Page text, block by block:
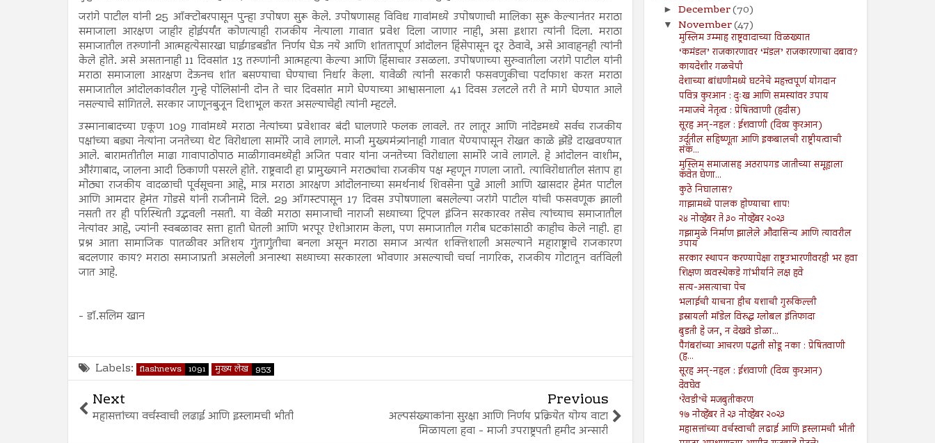
जरांगे पाटील यांनी 25 ऑक्टोबरपासून पुन्हा उपोषण सुरू केले. उपोषणासह विविध गावांमध्ये उपोषणाची मालिका सुरू केल्यानंतर मराठा
समाजाला आरक्षण जाहीर होईपर्यंत कोणत्याही राजकीय नेत्याला गावात प्रवेश दिला जाणार नाही, असा इशारा त्यांनी दिला. मराठा
समाजातील तरुणांनी आत्महत्येसारखा घाईगडबडीत निर्णय घेऊ नये आणि शांततापूर्ण आंदोलन हिंसेपासून दूर ठेवावे, असे आवाहनही त्यांनी
केले होते. असे असतानाही 11 दिवसांत 13 तरुणांनी आत्महत्या केल्या आणि हिंसाचार उसळला. उपोषणाच्या सुरुवातीला जरांगे पाटील यांनी
मराठा समाजाला आरक्षण देऊनच शांत बसण्याचा घेण्याचा निर्धार केला. यावेळी त्यांनी सरकारी फसवणुकीचा पर्दाफाश करत मराठा
समाजातील आंदोलकांवरील गुन्हे पोलिसांनी दोन ते चार दिवसांत मागे घेण्याच्या आश्वासनाला 41 दिवस उलटले तरी ते मागे घेण्यात आले
नसल्याचे सांगितले. सरकार जाणूनबुजून दिशाभूल करत असल्याचेही त्यांनी म्हटले.
उस्मानाबादच्या एकूण 109 गावांमध्ये मराठा नेत्यांच्या प्रवेशावर बंदी घालणारे फलक लावले. तर लातूर आणि नांदेडमध्ये सर्वच राजकीय
पक्षांच्या बड्या नेत्यांना जनतेच्या थेट विरोधाला सामोरे जावे लागले. माजी मुख्यमंत्र्यांनाही गावात येण्यापासून रोखत काळे झेंडे दाखवण्यात
आले. बारामतीतील माढा गावापाठोपाठ माळीगावमध्येही अजित पवार यांना जनतेच्या विरोधाला सामोरे जावे लागले. हे आंदोलन वाशीम,
औरंगाबाद, जालना आदी ठिकाणी पसरले होते. राष्ट्रवादी हा प्रामुख्याने मराठ्यांचा राजकीय पक्ष म्हणून गणला जातो. त्याविरोधातील संताप हा
मोठ्या राजकीय वादळाची पूर्वसूचना आहे, मात्र मराठा आरक्षण आंदोलनाच्या समर्थनार्थ शिवसेना पुढे आली आणि खासदार हेमंत पाटील
आणि आमदार हेमंत गोडसे यांनी राजीनामे दिले. 29 ऑगस्टपासून 17 दिवस उपोषणाला बसलेल्या जरांगे पाटील यांची फसवणूक झाली
नसती तर ही परिस्थिती उद्भवली नसती. या वेळी मराठा समाजाची नाराजी सध्याच्या ट्रिपल इंजिन सरकारवर तसेच त्यांच्याच समाजातील
नेत्यांवर आहे, ज्यांनी स्वबळावर सत्ता हाती घेतली आणि भरपूर ऐशोआराम केला, पण समाजातील गरीब घटकांसाठी काहीच केले नाही. हा
प्रश्न आता सामाजिक पातळीवर अतिशय गुंतागुंतीचा बनला असून मराठा समाज अत्यंत शक्तिशाली असल्याने महाराष्ट्राचे राजकारण
बदलणार काय? मराठा समाजाप्रती असलेली अनास्था सध्याच्या सरकारला भोवणार असल्याची चर्चा नागरिक, राजकीय गोटातून वर्तविली
जात आहे.
- डॉ.सलिम खान
Labels: flashnews 1091 मुख्य लेख 953
Next
महासत्तांच्या वर्चस्वाची लढाई आणि इस्लामची भीती
Previous
अल्पसंख्याकांना सुरक्षा आणि निर्णय प्रक्रियेत योग्य वाटा
मिळायला हवा - माजी उपराष्ट्रपती हमीद अन्सारी
► December(70)
▼ November(47)
मुस्लिम उम्माह राष्ट्रवादाच्या विळख्यात
‘कमंडल’ राजकारणावर ‘मंडल’ राजकारणाचा दबाव?
कायदेशीर गळचेपी
देशाच्या बांधणीमध्ये घटनेचे महत्त्वपूर्ण योगदान
पवित्र कुरआन : दुःख आणि समस्यांवर उपाय
नमाजचे नेतृत्व : प्रेषितवाणी (हदीस)
सूरह अन्-नहल : ईशवाणी (दिव्य कुरआन)
उर्दूतील सहिष्णूता आणि इकबालची राष्ट्रीयत्वाची
संक...
मुस्लिम समाजासह अठरापगड जातीच्या समूहाला
कवेत घेणा...
कुठे निघालास?
गाझामध्ये पालक होण्याचा शाप!
२४ नोव्हेंबर ते ३० नोव्हेंबर २०२३
गझामुळे निर्माण झालेले औदासिन्य आणि त्यावरील
उपाय
सरकार स्थापन करण्यापेक्षा राष्ट्रउभारणीवरही भर हवा
शिक्षण व्यवस्थेकडे गांभीर्याने लक्ष हवे
सत्य-असत्याचा पेच
भलाईची याचना हीच यशाची गुरुकिल्ली
इस्रायली मॉडेल विरुद्ध ग्लोबल इंतिफादा
बुडती हे जन, न देखवे डोळा...
पैगंबरांच्या आचरण पद्धती सोडू नका : प्रेषितवाणी
(ह...
सूरह अन्-नहल : ईशवाणी (दिव्य कुरआन)
देवघेव
‘रेवडी’चे मजबुतीकरण
१७ नोव्हेंबर ते २३ नोव्हेंबर २०२३
महासत्तांच्या वर्चस्वाची लढाई आणि इस्लामची भीती